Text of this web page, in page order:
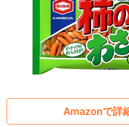
Amazonで詳